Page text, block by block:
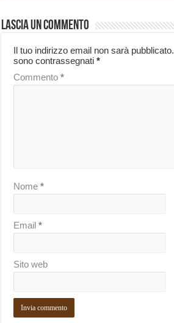
Lascia un commento
Il tuo indirizzo email non sarà pubblicato.
sono contrassegnati*
Commento*
Nome*
Email*
Sito web